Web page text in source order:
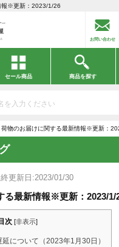
報※更新：2023/1/26
お問い合わせ
セール商品 商品を探す
荷物のお届けに関する最新情報※更新：
更新日:2023/01/30
る最新情報※更新：2023/1/
目次 [非表示]
について（2023年1月30日）